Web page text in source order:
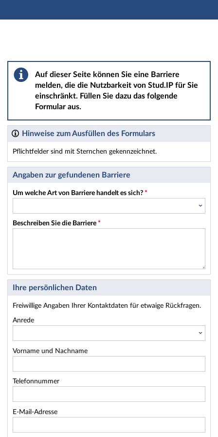
Hauptnavigation
Barriere melden
Auf dieser Seite können Sie eine Barriere
melden, die die Nutzbarkeit von Stud.IP für Sie
einschränkt. Füllen Sie dazu das folgende
Formular aus.
Hinweise zum Ausfüllen des Formulars
Pflichtfelder sind mit Sternchen gekennzeichnet.
Dieses Formular enthält Pflichtfelder.
Angaben zur gefundenen Barriere
Um welche Art von Barriere handelt es sich? *
Beschreiben Sie die Barriere *
Ihre persönlichen Daten
Freiwillige Angaben Ihrer Kontaktdaten für etwaige Rückfragen.
Anrede
Vorname und Nachname
Telefonnummer
E-Mail-Adresse